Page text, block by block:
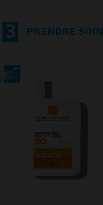
3 PRENDRE SOIN